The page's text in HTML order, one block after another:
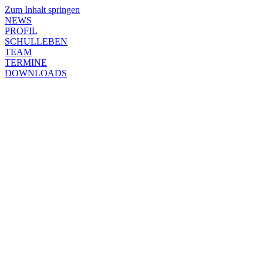
Zum Inhalt springen
NEWS
PROFIL
SCHULLEBEN
TEAM
TERMINE
DOWNLOADS